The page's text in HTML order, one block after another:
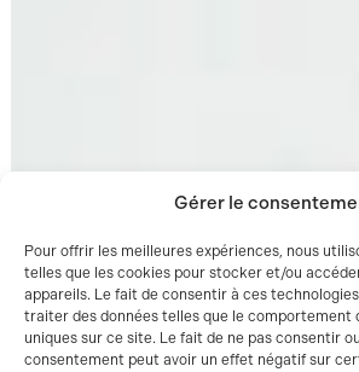
Gérer le
Pour offrir les meilleures expériences, nous
telles que les cookies pour stocker et/ou
appareils. Le fait de consentir à ces
traiter des données telles que le comportement
uniques sur ce site. Le fait de ne pas consentir
consentement peut avoir un effet négatif sur